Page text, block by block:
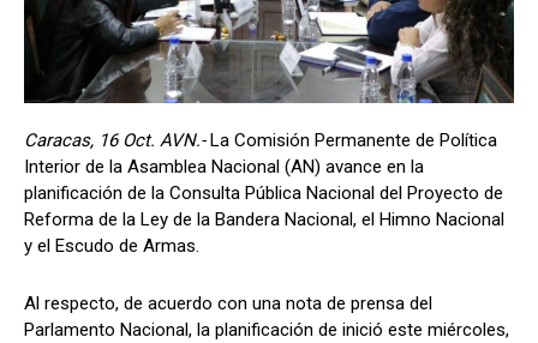
Caracas, 16 Oct. AVN.-La Comisión Permanente de Política
Interior de la Asamblea Nacional (AN) avance en la
planificación de la Consulta Pública Nacional del Proyecto de
Reforma de la Ley de la Bandera Nacional, el Himno Nacional
y el Escudo de Armas.
Al respecto, de acuerdo con una nota de prensa del
Parlamento Nacional, la planificación de inició este miércoles,